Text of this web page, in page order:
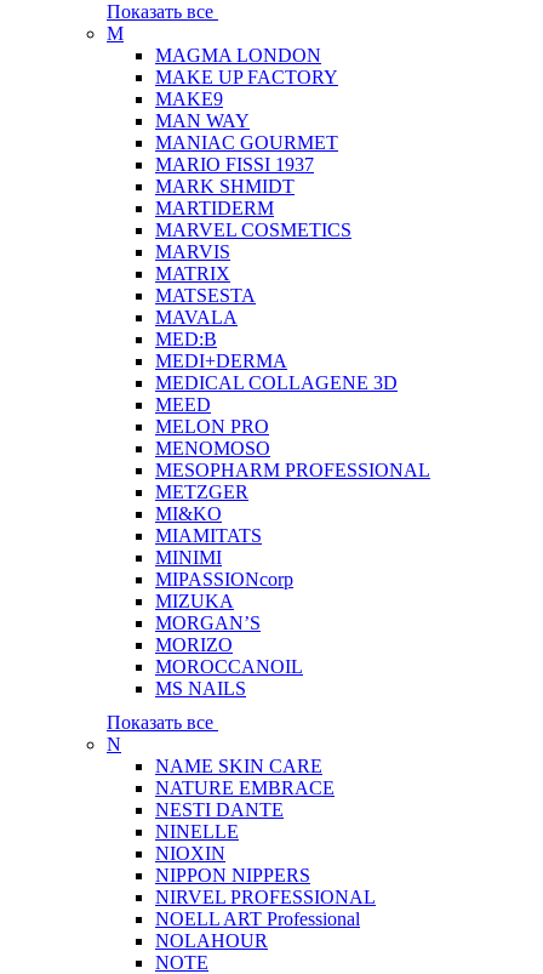
Показать все
M
MAGMA LONDON
MAKE UP FACTORY
MAKE9
MAN WAY
MANIAC GOURMET
MARIO FISSI 1937
MARK SHMIDT
MARTIDERM
MARVEL COSMETICS
MARVIS
MATRIX
MATSESTA
MAVALA
MED:B
MEDI+DERMA
MEDICAL COLLAGENE 3D
MEED
MELON PRO
MENOMOSO
MESOPHARM PROFESSIONAL
METZGER
MI&KO
MIAMITATS
MINIMI
MIPASSIONcorp
MIZUKA
MORGAN’S
MORIZO
MOROCCANOIL
MS NAILS
Показать все
N
NAME SKIN CARE
NATURE EMBRACE
NESTI DANTE
NINELLE
NIOXIN
NIPPON NIPPERS
NIRVEL PROFESSIONAL
NOELL ART Professional
NOLAHOUR
NOTE